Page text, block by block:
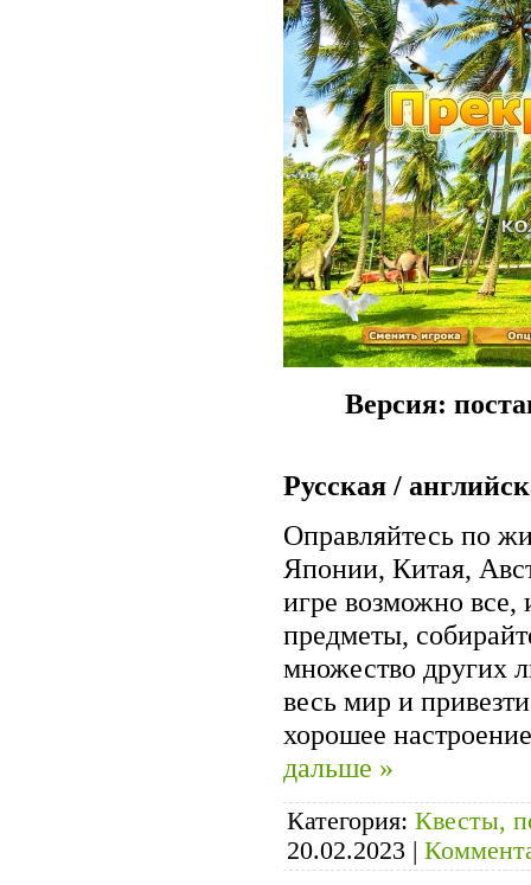
Версия:
Русская /
Оправляйтесь по
Японии, Китая,
игре возможно
предметы,
множество других
весь мир и
хорошее
дальше »
Категория: Квесты,
20.02.2023 |